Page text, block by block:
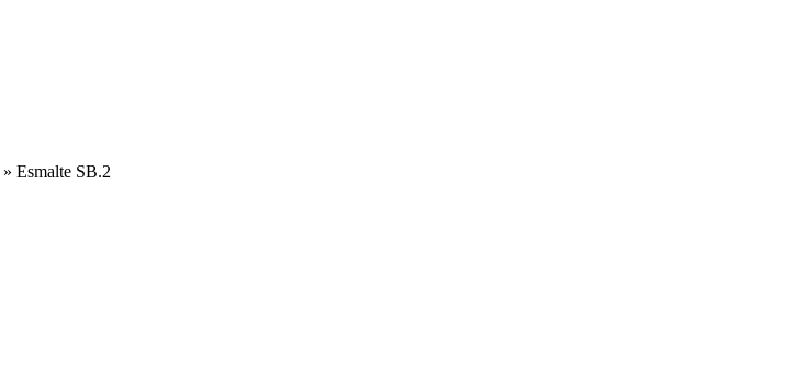
»Esmalte SB.2